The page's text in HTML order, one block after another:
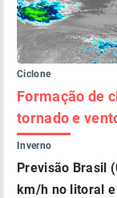
Ciclone
Formação de
tornado e
Inverno
Previsão Brasil
km/h no litoral e